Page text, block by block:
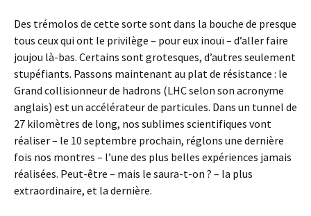
Des trémolos de cette sorte sont dans la bouche de presque
tous ceux qui ont le privilège – pour eux inouï – d’aller faire
joujou là-bas. Certains sont grotesques, d’autres seulement
stupéfiants. Passons maintenant au plat de résistance : le
Grand collisionneur de hadrons (LHC selon son acronyme
anglais) est un accélérateur de particules. Dans un tunnel de
27 kilomètres de long, nos sublimes scientifiques vont
réaliser – le 10 septembre prochain, réglons une dernière
fois nos montres – l’une des plus belles expériences jamais
réalisées. Peut-être – mais le saura-t-on ? – la plus
extraordinaire, et la dernière.